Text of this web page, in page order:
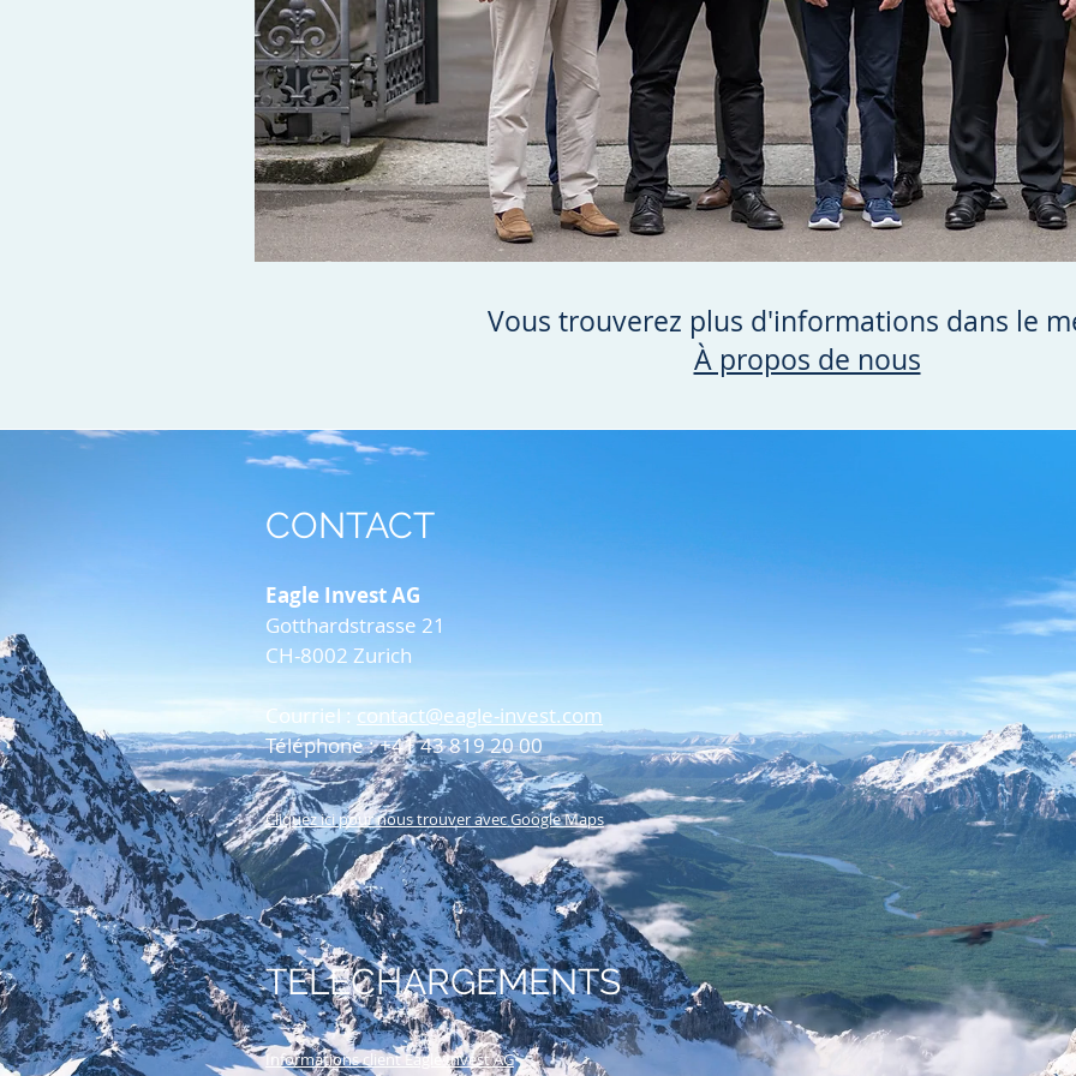
Vous trouverez plus d'informations dans le
À propos de nous
CONTACT
Eagle Invest AG
Gotthardstrasse 21
CH-8002 Zurich
Courriel : contact@eagle-invest.com
Téléphone : +41 43 819 20 00
Cliquez ici pour nous trouver avec Google Maps
TÉLÉCHARGEMENTS
Informations client Eagle Invest AG